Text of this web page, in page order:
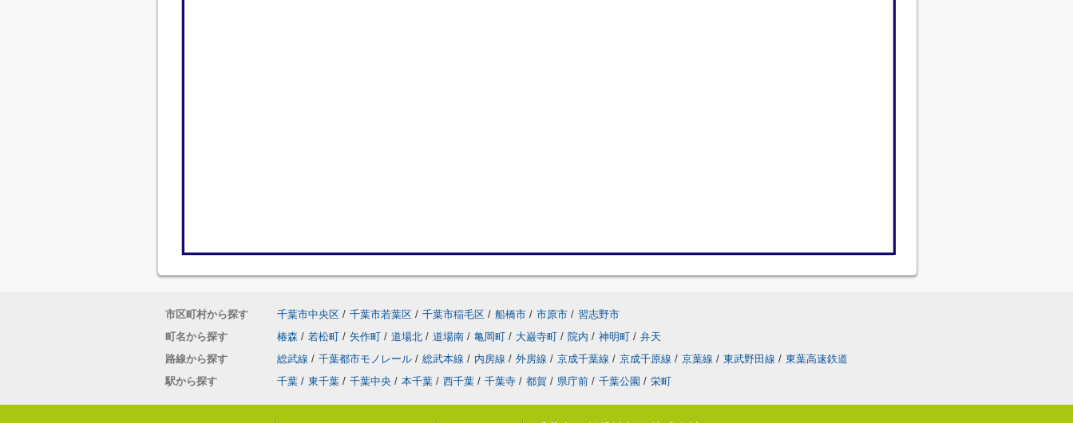
市区町村から探す 千葉市中央区 / 千葉市若葉区 / 千葉市稲毛区 / 船橋市 / 市原市 / 習志野市
町名から探す
椿森 / 若松町 / 矢作町 / 道場北 / 道場南 / 亀岡町 / 大巌寺町 / 院内 / 神明町 / 弁天
路線から探す
総武線 / 千葉都市モノレール / 総武本線 / 内房線 / 外房線 / 京成千葉線 / 京成千原線 / 京葉線 / 東武野田線 / 東葉高速鉄道
駅から探す
千葉 / 東千葉 / 千葉中央 / 本千葉 / 西千葉 / 千葉寺 / 都賀 / 県庁前 / 千葉公園 / 栄町